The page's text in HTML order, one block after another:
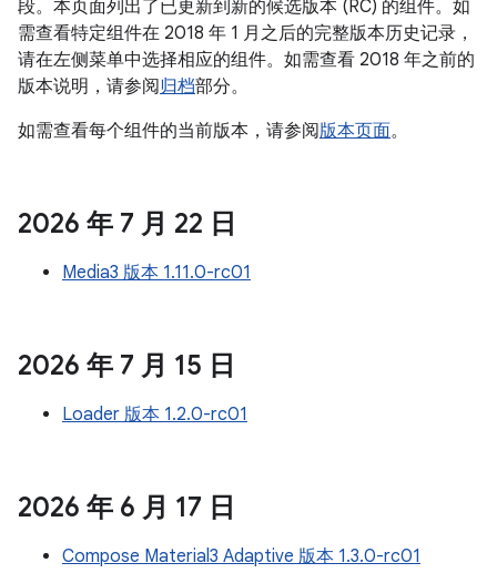
段。本页面列出了已更新到新的候选版本 (RC) 的组件。如
需查看特定组件在 2018 年 1 月之后的完整版本历史记录，
请在左侧菜单中选择相应的组件。如需查看 2018 年之前的
版本说明，请参阅归档部分。
如需查看每个组件的当前版本，请参阅版本页面。
2026 年 7 月 22 日
Media3 版本 1.11.0-rc01
2026 年 7 月 15 日
Loader 版本 1.2.0-rc01
2026 年 6 月 17 日
Compose Material3 Adaptive 版本 1.3.0-rc01